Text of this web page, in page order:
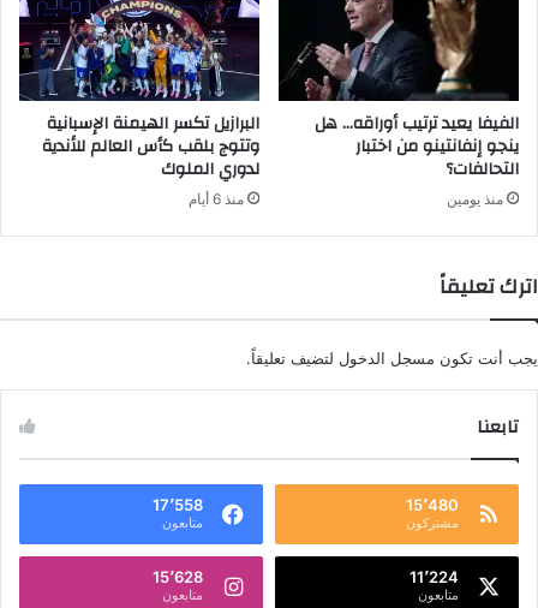
الفيفا يعيد ترتيب أوراقه… هل
ينجو إنفانتينو من اختبار
التحالفات؟
منذ يومين
البرازيل تكسر الهيمنة الإسبانية
وتتوج بلقب كأس العالم للأندية
لدوري الملوك
منذ 6 أيام
اترك تعليقاً
يجب أنت تكون مسجل الدخول لتضيف تعليقاً.
تابعنا
15٬480
مشتركون
17٬558
متابعون
11٬224
متابعون
15٬628
متابعون